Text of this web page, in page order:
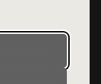
række
produkter fra
side - vi